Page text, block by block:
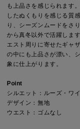
も上品さを感じられます
したぬくもりを感じる質
り、シーズンムードをさ
から真冬以外で活躍しま
エスト周りに寄せたギャ
の中にも上品さが漂い、
象に仕上がります。
Point
シルエット：ルーズ・ワ
デザイン：無地
ウエスト：ゴムなし